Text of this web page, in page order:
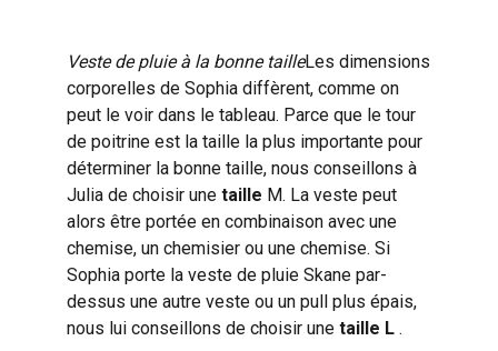
Veste de pluie à la bonne tailleLes dimensions
corporelles de Sophia diffèrent, comme on
peut le voir dans le tableau. Parce que le tour
de poitrine est la taille la plus importante pour
déterminer la bonne taille, nous conseillons à
Julia de choisir une taille M. La veste peut
alors être portée en combinaison avec une
chemise, un chemisier ou une chemise. Si
Sophia porte la veste de pluie Skane par-
dessus une autre veste ou un pull plus épais,
nous lui conseillons de choisir une taille L .